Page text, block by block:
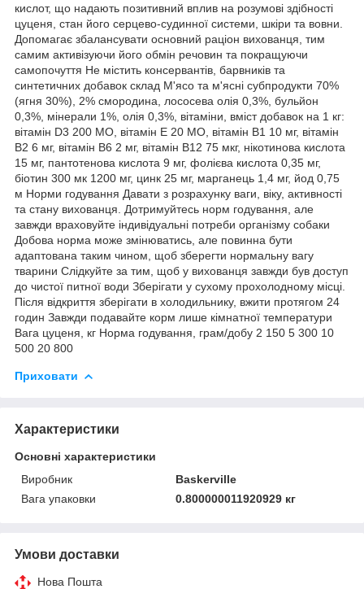
кислот, що надають позитивний вплив на розумові здібності
цуценя, стан його серцево-судинної системи, шкіри та вовни.
Допомагає збалансувати основний раціон вихованця, тим
самим активізуючи його обмін речовин та покращуючи
самопочуття Не містить консервантів, барвників та
синтетичних добавок склад М'ясо та м'ясні субпродукти 70%
(ягня 30%), 2% смородина, лососева олія 0,3%, бульйон
0,3%, мінерали 1%, олія 0,3%, вітаміни, вміст добавок на 1 кг:
вітамін D3 200 МО, вітамін Е 20 МО, вітамін В1 10 мг, вітамін
В2 6 мг, вітамін В6 2 мг, вітамін В12 75 мкг, нікотинова кислота
15 мг, пантотенова кислота 9 мг, фолієва кислота 0,35 мг,
біотин 300 мк 1200 мг, цинк 25 мг, марганець 1,4 мг, йод 0,75
м Норми годування Давати з розрахунку ваги, віку, активності
та стану вихованця. Дотримуйтесь норм годування, але
завжди враховуйте індивідуальні потреби організму собаки
Добова норма може змінюватись, але повинна бути
адаптована таким чином, щоб зберегти нормальну вагу
тварини Слідкуйте за тим, щоб у вихованця завжди був доступ
до чистої питної води Зберігати у сухому прохолодному місці.
Після відкриття зберігати в холодильнику, вжити протягом 24
годин Завжди подавайте корм лише кімнатної температури
Вага цуценя, кг Норма годування, грам/добу 2 150 5 300 10
500 20 800
Приховати
Характеристики
Основні характеристики
Виробник
Baskerville
Вага упаковки
0.800000011920929 кг
Умови доставки
Нова Пошта